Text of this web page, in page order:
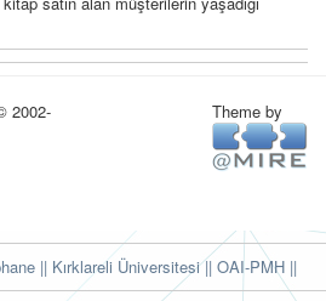
2002-
Theme by
|| Kırklareli Üniversitesi || OAI-PMH ||